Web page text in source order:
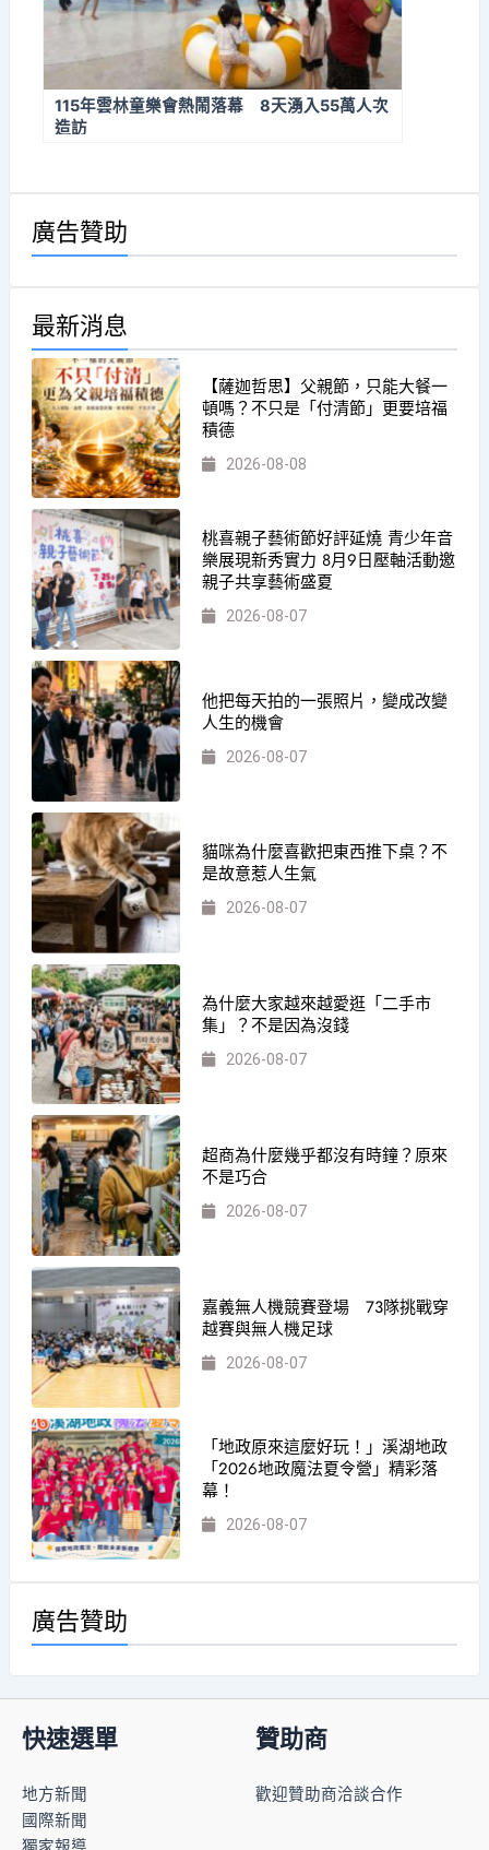
115年雲林童樂會熱鬧落幕 8天湧入55萬人次
造訪
廣告贊助
最新消息
【薩迦哲思】父親節，只能大餐一
頓嗎？不只是「付清節」更要培福
積德
2026-08-08
桃喜親子藝術節好評延燒 青少年音
樂展現新秀實力 8月9日壓軸活動邀
親子共享藝術盛夏
2026-08-07
他把每天拍的一張照片，變成改變
人生的機會
2026-08-07
貓咪為什麼喜歡把東西推下桌？不
是故意惹人生氣
2026-08-07
為什麼大家越來越愛逛「二手市
集」？不是因為沒錢
2026-08-07
超商為什麼幾乎都沒有時鐘？原來
不是巧合
2026-08-07
嘉義無人機競賽登場 73隊挑戰穿
越賽與無人機足球
2026-08-07
「地政原來這麼好玩！」溪湖地政
「2026地政魔法夏令營」精彩落
幕！
2026-08-07
廣告贊助
快速選單
地方新聞
國際新聞
贊助商
歡迎贊助商洽談合作